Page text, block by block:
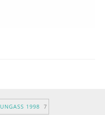
UNGASS 1998 7